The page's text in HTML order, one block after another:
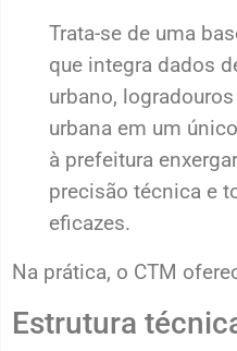
Trata-se de uma
que integra dados
urbano,
urbana em um
à prefeitura
precisão técnica e
eficazes.
Na prática, o CTM
Estrutura